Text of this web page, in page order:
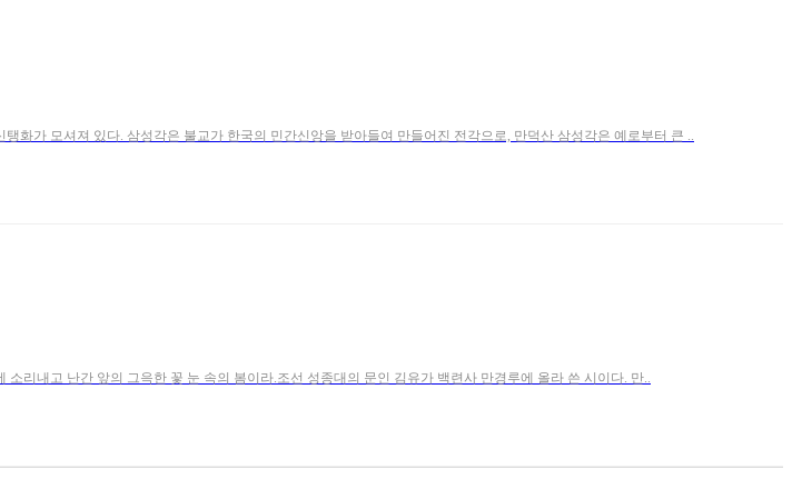
화가 모셔져 있다. 삼성각은 불교가 한국의 민간신앙을 받아들여 만들어진 전각으로, 만덕산 삼성각은 예로부터 큰 ..
리내고 난간 앞의 그윽한 꽃 눈 속의 봄이라.조선 성종대의 문인 김유가 백련사 만경루에 올라 쓴 시이다. 만..